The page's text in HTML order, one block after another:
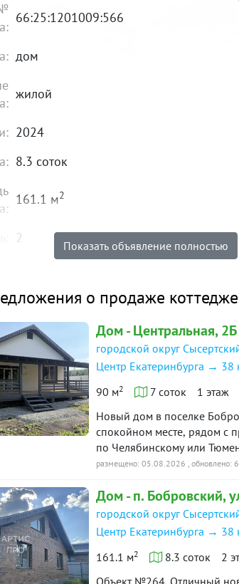
66:25:1201009:566
дом
жилой
2024
8.3 соток
161.1 м2
2
есть
есть
есть
Нет
9 650 000₽
снято с публикации
Не подходит
«чистая» продажа
Показать объявление полностью
о продаже
Дом - Центральная, 2Б
городской округ
Центр Екатеринбурга → 38
90 м2 7 соток 1 этаж
Новый дом в поселке
спокойном месте, рядом с
по Челябинскому или
соток. Внутри две спальни
Подключены
приступать к
школа, детский сад,
новые асфальтированные
ипотека и другие
размещено: 05.08.2026 , обновлено:
Дом - п. Бобровский,
городской округ
Центр Екатеринбурга → 38
161.1 м2 8.3 соток 2
Объект №264. Отличный новый дом в волшебном месте. Лучшая локация!Продажа